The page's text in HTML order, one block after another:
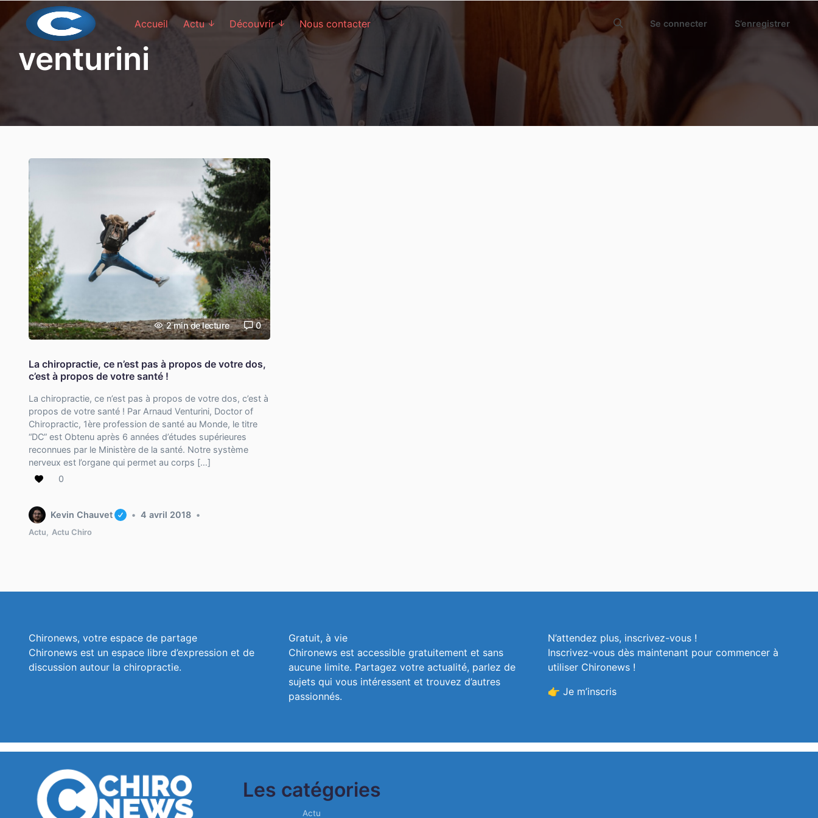
Skip to main content
Accueil
Actu Découvrir Nous contacter Se connecter S’enregistrer
venturini
2 min de lecture 0
La chiropractie, ce n’est pas à propos de votre dos,
c’est à propos de votre santé !
La chiropractie, ce n’est pas à propos de votre dos, c’est à
propos de votre santé ! Par Arnaud Venturini, Doctor of
Chiropractic, 1ère profession de santé au Monde, le titre
“DC” est Obtenu après 6 années d’études supérieures
reconnues par le Ministère de la santé. Notre système
nerveux est l’organe qui permet au corps […]
0
Kevin Chauvet 4 avril 2018
Actu Actu Chiro
Chironews, votre espace de partage
Chironews est un espace libre d’expression et de
discussion autour la chiropractie.
Gratuit, à vie
Chironews est accessible gratuitement et sans
aucune limite. Partagez votre actualité, parlez de
sujets qui vous intéressent et trouvez d’autres
passionnés.
N’attendez plus, inscrivez-vous !
Inscrivez-vous dès maintenant pour commencer à
utiliser Chironews !
👉 Je m’inscris
Les catégories
Actu